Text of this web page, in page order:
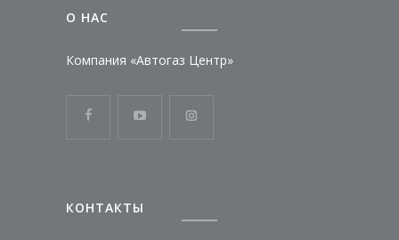
О НАC
Компания «Автогаз Центр»
КОНТАКТЫ